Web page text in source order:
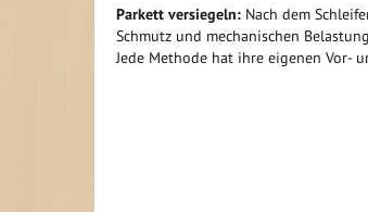
Parkett versiegeln: Nach dem
Schmutz und mechanischen
Jede Methode hat ihre eigenen Vor-